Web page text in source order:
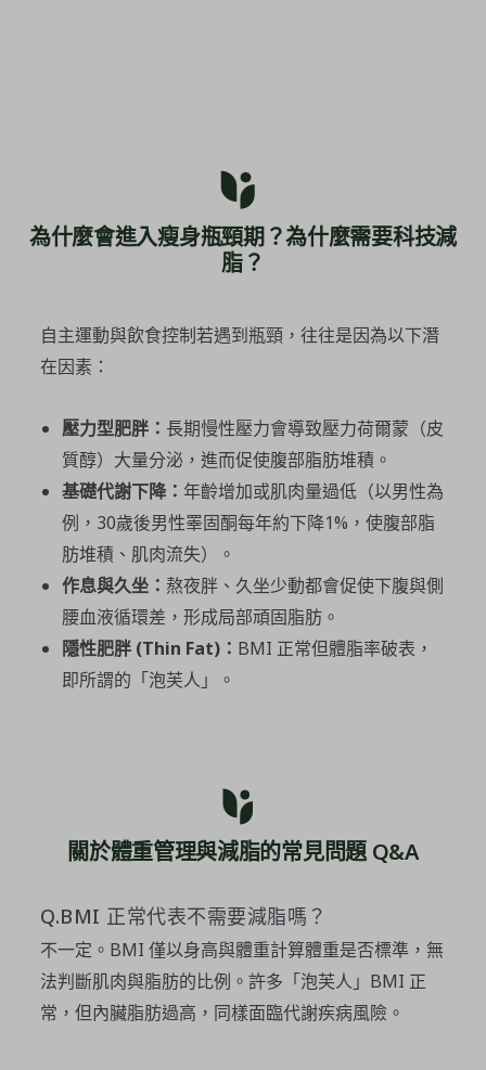
為什麼會進入瘦身瓶頸期？為什麼需要科技減
脂？
自主運動與飲食控制若遇到瓶頸，往往是因為以下潛
在因素：
壓力型肥胖： 長期慢性壓力會導致壓力荷爾蒙（皮
質醇）大量分泌，進而促使腹部脂肪堆積。
基礎代謝下降：年齡增加或肌肉量過低（以男性為
例，30歲後男性睪固酮每年約下降1%，使腹部脂
肪堆積、肌肉流失）。
作息與久坐： 熬夜胖、久坐少動都會促使下腹與側
腰血液循環差，形成局部頑固脂肪。
隱性肥胖 (Thin Fat)： BMI 正常但體脂率破表，
即所謂的「泡芙人」。
關於體重管理與減脂的常見問題 Q&A
Q.BMI 正常代表不需要減脂嗎？
不一定。BMI 僅以身高與體重計算體重是否標準，無
法判斷肌肉與脂肪的比例。許多「泡芙人」BMI 正
常，但內臟脂肪過高，同樣面臨代謝疾病風險。